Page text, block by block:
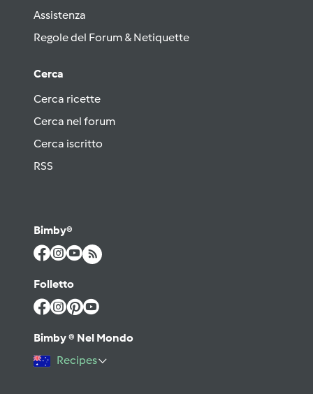
Assistenza
Regole del Forum & Netiquette
Cerca
Cerca ricette
Cerca nel forum
Cerca iscritto
RSS
Bimby®
Folletto
Bimby ® Nel Mondo
Recipes